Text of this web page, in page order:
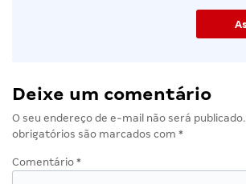
Deixe um comentário
O seu endereço de e-mail não será publicado.
obrigatórios são marcados com *
Comentário *